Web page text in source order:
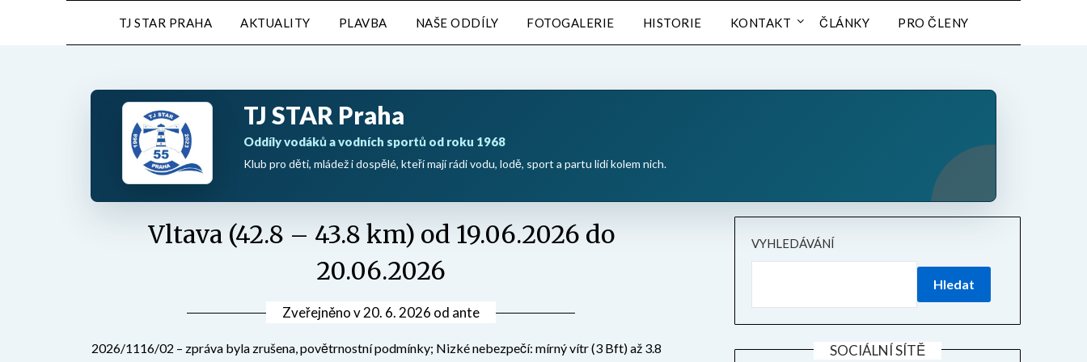
TJ STAR PRAHA AKTUALITY PLAVBA NAŠE ODDÍLY FOTOGALERIE HISTORIE KONTAKT ČLÁNKY PRO ČLENY
TJ STAR Praha
Oddíly vodáků a vodních sportů od roku 1968
Klub pro děti, mládež i dospělé, kteří mají rádi vodu, lodě, sport a partu lidí kolem nich.
Vltava (42.8 – 43.8 km) od 19.06.2026 do
20.06.2026
Zveřejněno v20. 6. 2026 od ante
2026/1116/02 – zpráva byla zrušena, povětrnostní podmínky; Nizké nebezpečí: mírný vítr (3 Bft) až 3.8
VYHLEDÁVÁNÍ
Hledat
SOCIÁLNÍ SÍTĚ